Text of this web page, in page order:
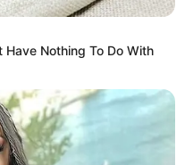
Nothing To Do With